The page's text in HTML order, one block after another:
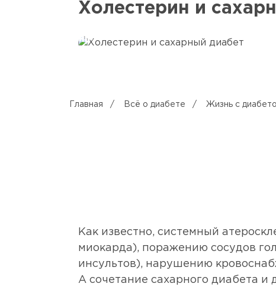
Главная / Всё о диабете / Жизнь с
Холестерин и
Как известно, системный
миокарда), поражению сосудов
инсультов), нарушению
А сочетание сахарного диабета